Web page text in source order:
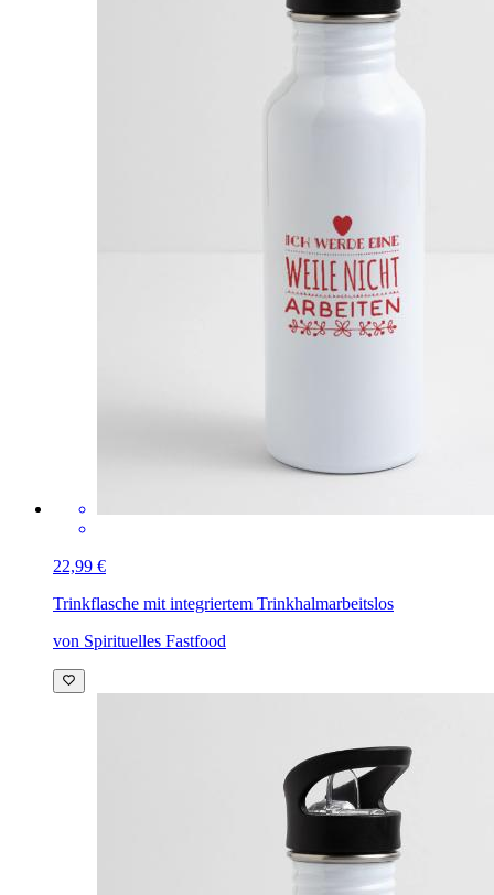
22,99 €
Trinkflasche mit integriertem Trinkhalmarbeitslos
von Spirituelles Fastfood